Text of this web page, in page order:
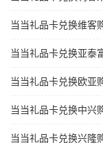
当当礼品卡兑换维客
当当礼品卡兑换亚泰
当当礼品卡兑换欧亚
当当礼品卡兑换中兴
当当礼品卡兑换兴隆